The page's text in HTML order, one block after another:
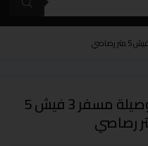
توصيلة مسفر 3 فيش 5
رصاصي